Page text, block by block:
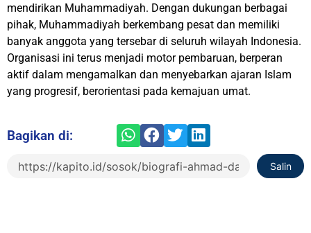
mendirikan Muhammadiyah. Dengan dukungan berbagai
pihak, Muhammadiyah berkembang pesat dan memiliki
banyak anggota yang tersebar di seluruh wilayah Indonesia.
Organisasi ini terus menjadi motor pembaruan, berperan
aktif dalam mengamalkan dan menyebarkan ajaran Islam
yang progresif, berorientasi pada kemajuan umat.
Bagikan di:
Salin